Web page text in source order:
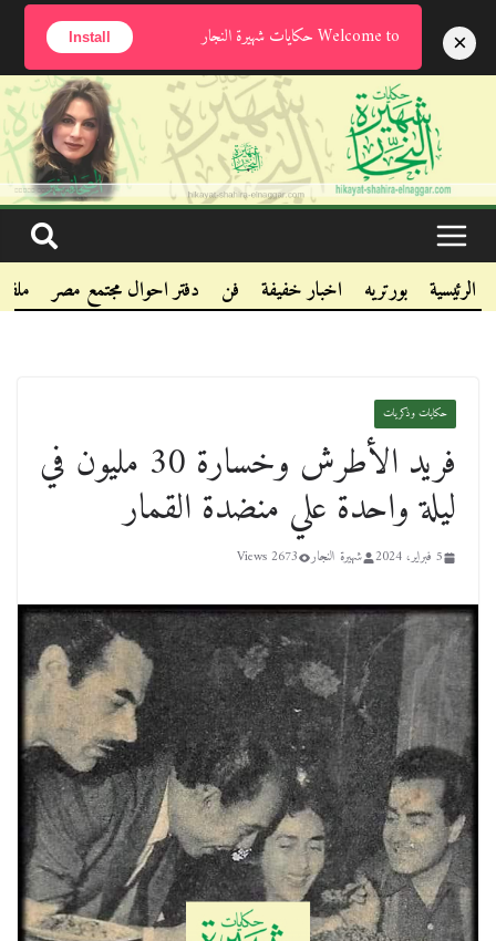
السبت, أغسطس 8, 2026
.
.
.
الرئيسية بورتريه اخبار خفيفة فن دفتر احوال مجتمع مصر
حكايات وذكريات
فريد الأطرش وخسارة 30 مليون في
ليلة واحدة علي منضدة القمار
5 فبراير، 2024 شهيرة النجار 2673 Views
Welcome to حكايات شهيرة النجار Install ×